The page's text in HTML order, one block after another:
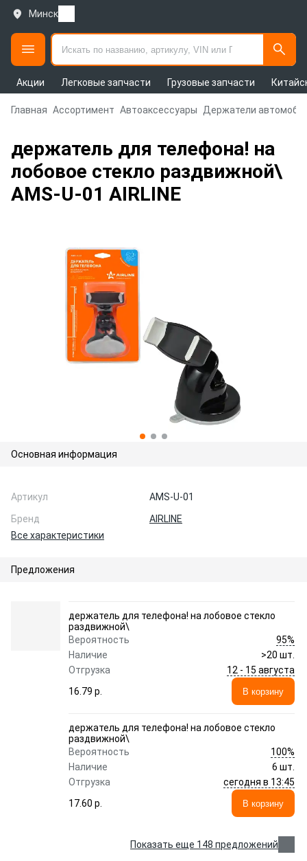
Минск
Акции Легковые запчасти Грузовые запчасти
Главная Ассортимент Автоаксессуары Держатели
держатель для телефона! на
лобовое стекло раздвижной\
AMS-U-01 AIRLINE
Основная информация
Артикул
AMS-U-01
Бренд
AIRLINE
Все характеристики
Предложения
держатель для телефона! на лобовое стекло
раздвижной\
Вероятность
95%
Наличие
>20 шт.
Отгрузка
12 - 15 августа
16.79 p.
В корзину
держатель для телефона! на лобовое стекло
раздвижной\
Вероятность
100%
Наличие
6 шт.
Отгрузка
сегодня в 13:45
17.60 p.
В корзину
Показать еще 148 предложений